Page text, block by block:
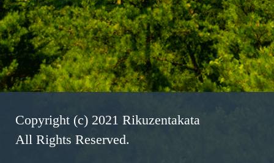
Copyright (c) 2021 Rikuzentakata
All Rights Reserved.